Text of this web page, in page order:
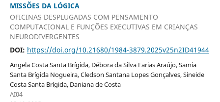
MISSÕES DA LÓGICA
OFICINAS DESPLUGADAS COM PENSAMENTO
COMPUTACIONAL E FUNÇÕES EXECUTIVAS EM CRIANÇAS
NEURODIVERGENTES
DOI: https://doi.org/10.21680/1984-3879.2025v25n2ID41944
Angela Costa Santa Brígida, Débora da Silva Farias Araújo, Samia
Santa Brígida Nogueira, Cledson Santana Lopes Gonçalves, Sineide
Costa Santa Brígida, Daniana de Costa
AI04